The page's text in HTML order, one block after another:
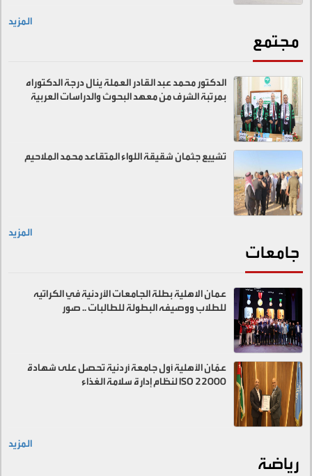
المزيد
مجتمع
الدكتور محمد عبد القادر العملة ينال درجة الدكتوراه
بمرتبة الشرف من معهد البحوث والدراسات العربية
تشييع جثمان شقيقة اللواء المتقاعد محمد الملاحيم
المزيد
جامعات
عمان الاهلية بطلة الجامعات الأردنية في الكراتيه
للطلاب ووصيفه البطولة للطالبات .. صور
عمّان الأهلية أول جامعة أردنية تحصل على شهادة
ISO 22000 لنظام إدارة سلامة الغذاء
المزيد
رياضة